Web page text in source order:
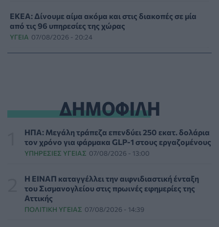
ΕΚΕΑ: Δίνουμε αίμα ακόμα και στις διακοπές σε μία
από τις 96 υπηρεσίες της χώρας
ΥΓΕΊΑ 07/08/2026 - 20:24
Γεωργιάδης από Ρόδο: Νέες προσλήψεις στο
νοσοκομείο και «πράσινο φως» για το
ακτινοθεραπευτικό κέντρο
ΠΟΛΙΤΙΚΉ ΥΓΕΊΑΣ 07/08/2026 - 19:12
Αιγαίο και Αττική το Σάββατο 8 Αυγούστου
ΕΠΙΚΑΙΡΌΤΗΤΑ 07/08/2026 - 18:37
Τι μπορεί να μας διδάξει η νέα ταινία του Spider-Man
ΔΗΜΟΦΙΛΗ
ΗΠΑ: Μεγάλη τράπεζα επενδύει 250 εκατ. δολάρια
τον χρόνο για φάρμακα GLP-1 στους εργαζομένους
ΥΠΗΡΕΣΊΕΣ ΥΓΕΊΑΣ 07/08/2026 - 13:00
Η ΕΙΝΑΠ καταγγέλλει την αιφνιδιαστική ένταξη
του Σισμανογλείου στις πρωινές εφημερίες της
Αττικής
ΠΟΛΙΤΙΚΉ ΥΓΕΊΑΣ 07/08/2026 - 14:39